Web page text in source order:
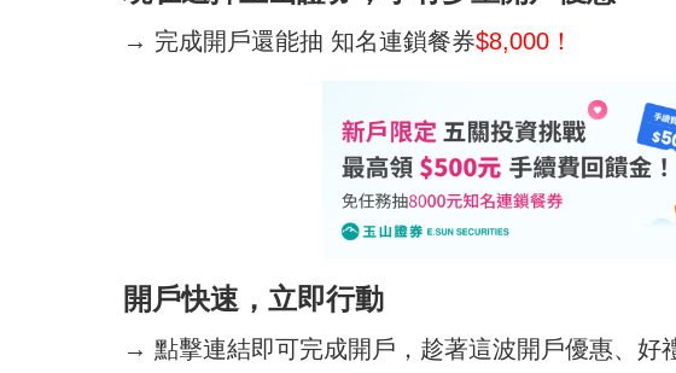
→ 完成開戶還能抽 知名連鎖餐券$8,000！
開戶快速，立即行動
→ 點擊連結即可完成開戶，趁著這波開戶優惠、好